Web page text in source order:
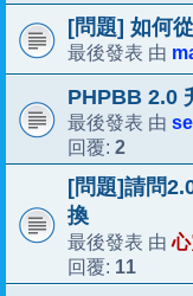
[問題] 如何
最後發表 由
PHPBB 2.0
最後發表 由
回覆: 2
[問題]請問
換
最後發表 由
回覆: 11